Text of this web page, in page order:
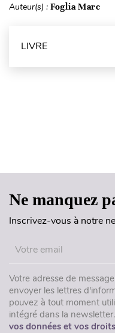
Auteur(s) : Foglia Marc
LIVRE
Ne manquez
Inscrivez-vous à notre
Votre adresse de
envoyer les lettres
pouvez à tout moment
intégré dans la newsletter.
vos données et vos droits